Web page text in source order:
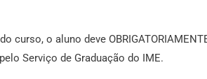
curso, o aluno deve
Serviço de Graduação do IME.